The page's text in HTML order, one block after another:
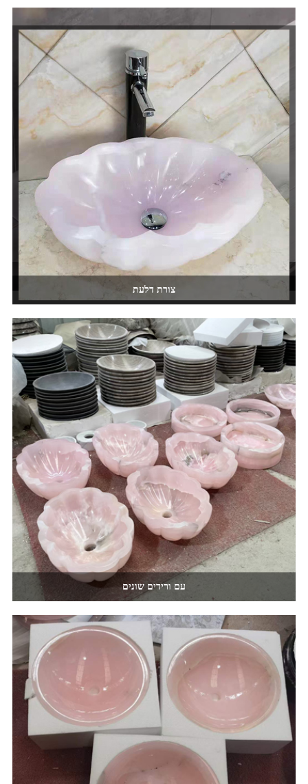
עיצוב מיוחד
צורת דלעת
עם ורידים שונים